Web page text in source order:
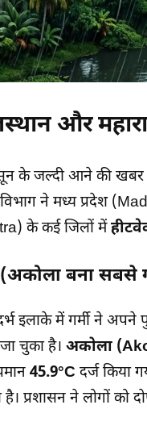
और
के जल्दी आने की खबर
ने मध्य प्रदेश
के कई जिलों में
(अकोला बना सबसे
इलाके में गर्मी ने
चुका है। अकोला
45.9°C दर्ज किया
प्रशासन ने लोगों को